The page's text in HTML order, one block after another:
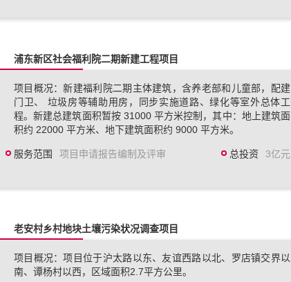
浦东新区社会福利院二期新建工程项目
项目概况：新建福利院二期主体建筑，含养老部和儿童部，配建
门卫、 垃圾房等辅助用房，同步实施道路、绿化等室外总体工
程。新建总建筑面积暂按 31000 平方米控制，其中：地上建筑面
积约 22000 平方米、地下建筑面积约 9000 平方米。
服务范围 项目申请报告编制及评审 总投资 3亿元
老安村乡村地块土壤污染状况调查项目
项目概况：项目位于沪太路以东、友谊西路以北、罗店镇交界以
南、谭杨村以西，区域面积2.7平方公里。